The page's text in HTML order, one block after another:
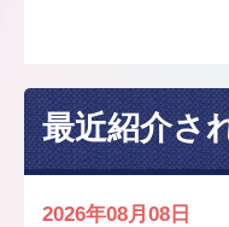
最近紹介さ
2026年08月08日